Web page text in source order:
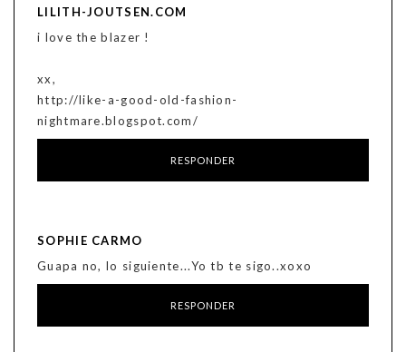
LILITH-JOUTSEN.COM
i love the blazer !
xx,
http://like-a-good-old-fashion-
nightmare.blogspot.com/
RESPONDER
SOPHIE CARMO
Guapa no, lo siguiente...Yo tb te sigo..xoxo
RESPONDER